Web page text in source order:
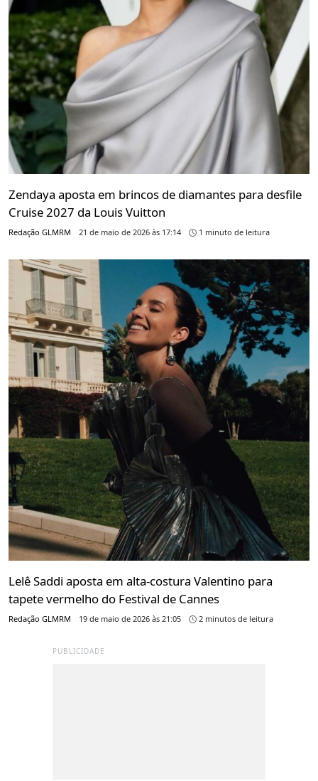
Zendaya aposta em brincos de diamantes para desfile
Cruise 2027 da Louis Vuitton
Redação GLMRM 21 de maio de 2026 às 17:14 1 minuto de leitura
Lelê Saddi aposta em alta-costura Valentino para
tapete vermelho do Festival de Cannes
Redação GLMRM 19 de maio de 2026 às 21:05 2 minutos de leitura
PUBLICIDADE